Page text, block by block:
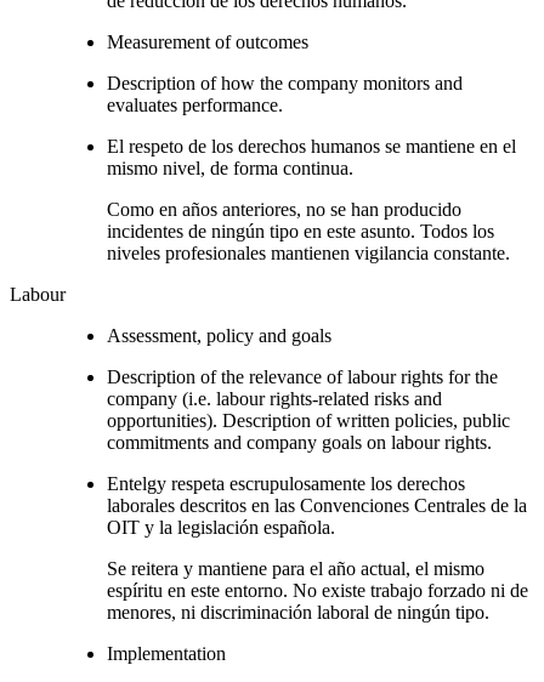
Measurement of outcomes
Description of how the company monitors and
evaluates performance.
El respeto de los derechos humanos se mantiene en el
mismo nivel, de forma continua.
Como en años anteriores, no se han producido
incidentes de ningún tipo en este asunto. Todos los
niveles profesionales mantienen vigilancia constante.
Labour
Assessment, policy and goals
Description of the relevance of labour rights for the
company (i.e. labour rights-related risks and
opportunities). Description of written policies, public
commitments and company goals on labour rights.
Entelgy respeta escrupulosamente los derechos
laborales descritos en las Convenciones Centrales de la
OIT y la legislación española.
Se reitera y mantiene para el año actual, el mismo
espíritu en este entorno. No existe trabajo forzado ni de
menores, ni discriminación laboral de ningún tipo.
Implementation